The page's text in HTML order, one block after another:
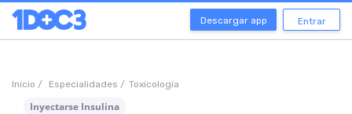
Descargar app Entrar
Inicio / Especialidades / Toxicología
Inyectarse Insulina